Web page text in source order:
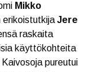
Mikko
erikoistutkija Jere
raskaita
käyttökohteita
pureutui